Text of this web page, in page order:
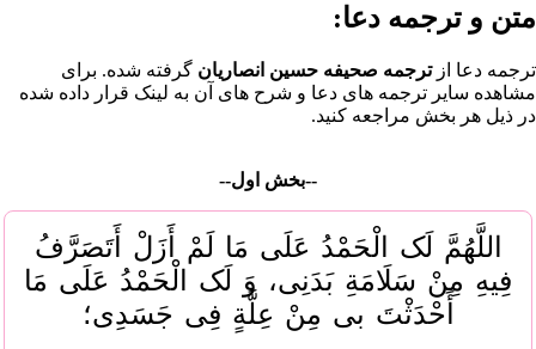
متن و ترجمه دعا:
ترجمه دعا ازترجمه صحیفه حسین انصاریان گرفته شده. برای
مشاهده سایر ترجمه های دعا و شرح های آن به لینک قرار داده شده
در ذیل هر بخش مراجعه کنید.
--بخش اول--
اللَّهُمَّ لَک الْحَمْدُ عَلَی مَا لَمْ أَزَلْ أَتَصَرَّفُ
فِیهِ مِنْ سَلَامَةِ بَدَنِی، وَ لَک الْحَمْدُ عَلَی مَا
أَحْدَثْتَ بی‌ مِنْ عِلَّةٍ فِی جَسَدِی؛